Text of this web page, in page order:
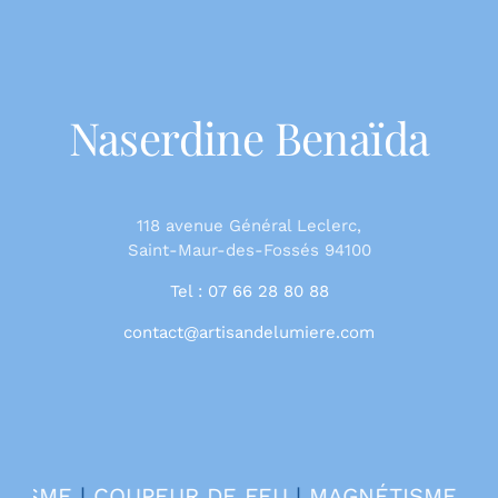
Naserdine Benaïda
118 avenue Général Leclerc,
Saint-Maur-des-Fossés 94100
Tel : 07 66 28 80 88
contact@artisandelumiere.com